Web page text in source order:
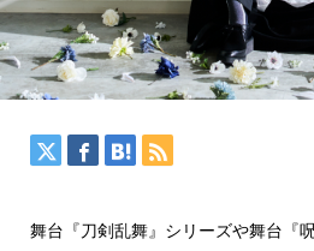
舞台『刀剣乱舞』シリーズや舞台『